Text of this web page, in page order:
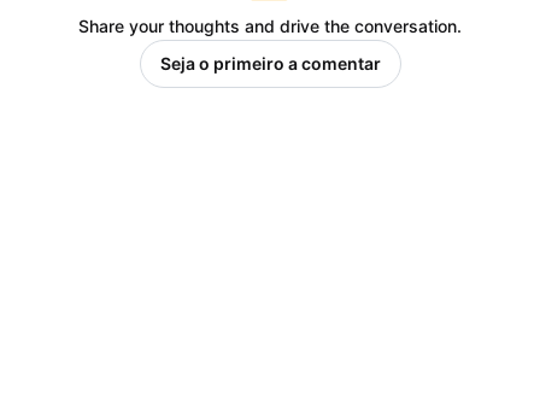
Share your thoughts and drive the conversation.
Seja o primeiro a comentar